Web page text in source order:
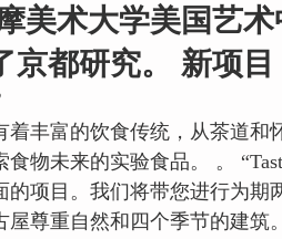
美术大学美国艺
京都研究。 新项
着丰富的饮食传统，从茶道和
物未来的实验食品。 。
的项目。我们将带您进行为
屋尊重自然和四个季节的建